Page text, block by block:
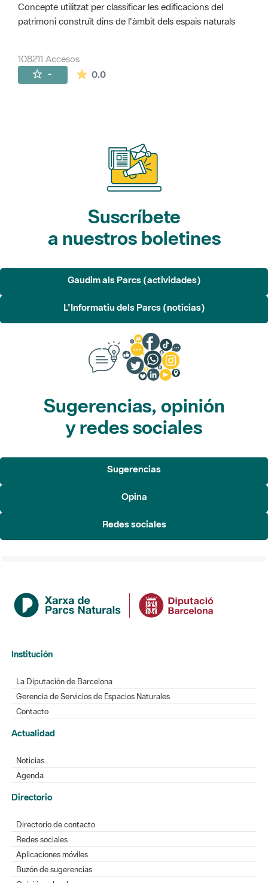
Concepte utilitzat per classificar les edificacions del
patrimoni construït dins de l'àmbit dels espais naturals
108211 Accesos
- 0.0La valoración media es de 0 estrellas de
Suscríbete
a nuestros boletines
Gaudim als Parcs (actividades)
L'Informatiu dels Parcs (noticias)
Sugerencias, opinión
y redes sociales
Sugerencias
Opina
Redes sociales
Institución
La Diputación de Barcelona
Gerencia de Servicios de Espacios Naturales
Contacto
Actualidad
Noticias
Agenda
Directorio
Directorio de contacto
Redes sociales
Aplicaciones móviles
Buzón de sugerencias